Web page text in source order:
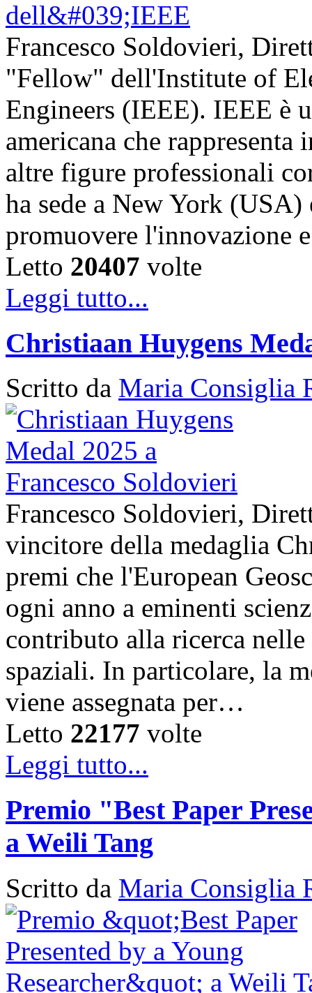
Francesco Soldovieri,
"Fellow" dell'Institute of
Engineers (IEEE). IEEE è
americana che
altre figure professionali
ha sede a New York
promuovere l'innovazione
Letto 20407 volte
Leggi tutto...
Christiaan Huygens
Scritto da Maria Consiglia
Francesco Soldovieri,
vincitore della medaglia
premi che l'European
ogni anno a eminenti
contributo alla ricerca nelle
spaziali. In particolare, la
viene assegnata per…
Letto 22177 volte
Leggi tutto...
Premio "Best Paper
a Weili Tang
Scritto da Maria Consiglia